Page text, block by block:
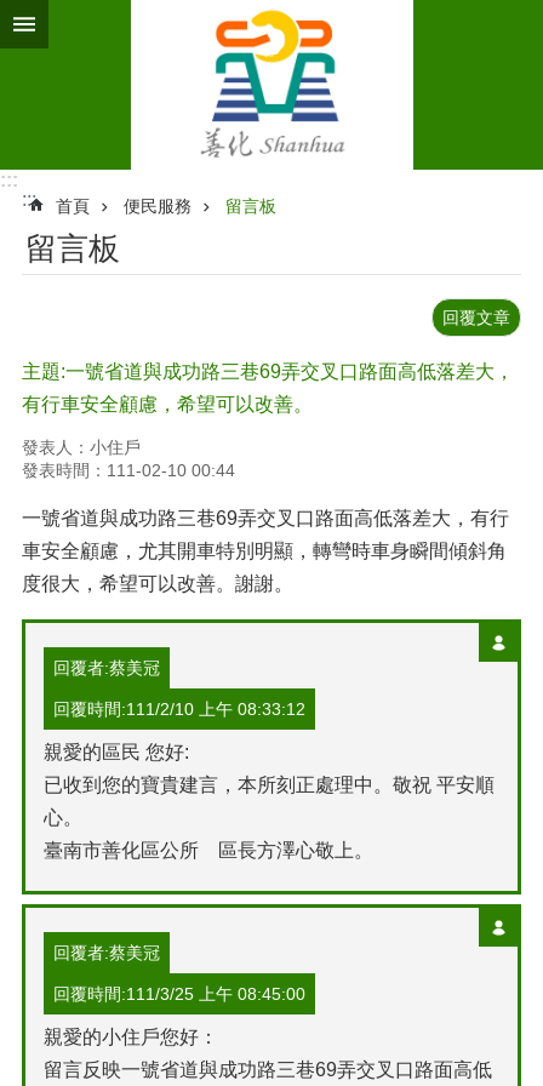
跳到主要內容區塊
:::
:::
首頁 便民服務 留言板
留言板
回覆文章
主題:一號省道與成功路三巷69弄交叉口路面高低落差大，
有行車安全顧慮，希望可以改善。
發表人：小住戶
發表時間：111-02-10 00:44
一號省道與成功路三巷69弄交叉口路面高低落差大，有行
車安全顧慮，尤其開車特別明顯，轉彎時車身瞬間傾斜角
度很大，希望可以改善。謝謝。
回覆者:蔡美冠
回覆時間:111/2/10 上午 08:33:12
親愛的區民 您好:
已收到您的寶貴建言，本所刻正處理中。敬祝 平安順
心。
臺南市善化區公所 區長方澤心敬上。
回覆者:蔡美冠
回覆時間:111/3/25 上午 08:45:00
親愛的小住戶您好：
留言反映一號省道與成功路三巷69弄交叉口路面高低